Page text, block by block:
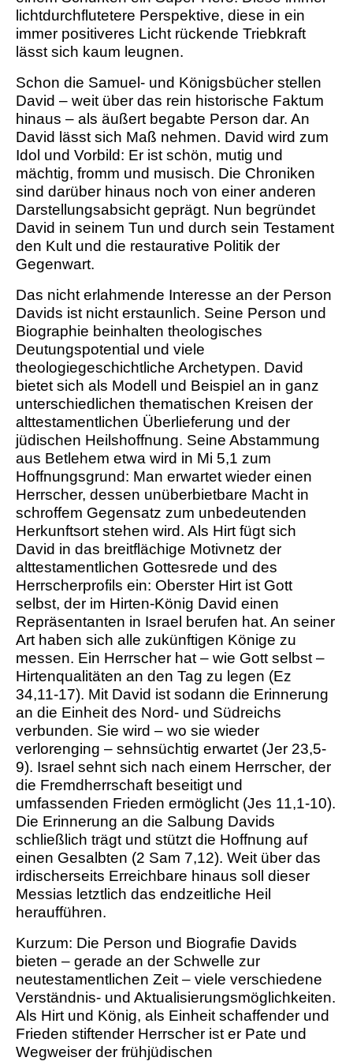
lichtdurchflutetere Perspektive, diese in ein
immer positiveres Licht rückende Triebkraft
lässt sich kaum leugnen.
Schon die Samuel- und Königsbücher stellen
David – weit über das rein historische Faktum
hinaus – als äußert begabte Person dar. An
David lässt sich Maß nehmen. David wird zum
Idol und Vorbild: Er ist schön, mutig und
mächtig, fromm und musisch. Die Chroniken
sind darüber hinaus noch von einer anderen
Darstellungsabsicht geprägt. Nun begründet
David in seinem Tun und durch sein Testament
den Kult und die restaurative Politik der
Gegenwart.
Das nicht erlahmende Interesse an der Person
Davids ist nicht erstaunlich. Seine Person und
Biographie beinhalten theologisches
Deutungspotential und viele
theologiegeschichtliche Archetypen. David
bietet sich als Modell und Beispiel an in ganz
unterschiedlichen thematischen Kreisen der
alttestamentlichen Überlieferung und der
jüdischen Heilshoffnung. Seine Abstammung
aus Betlehem etwa wird in Mi 5,1 zum
Hoffnungsgrund: Man erwartet wieder einen
Herrscher, dessen unüberbietbare Macht in
schroffem Gegensatz zum unbedeutenden
Herkunftsort stehen wird. Als Hirt fügt sich
David in das breitflächige Motivnetz der
alttestamentlichen Gottesrede und des
Herrscherprofils ein: Oberster Hirt ist Gott
selbst, der im Hirten-König David einen
Repräsentanten in Israel berufen hat. An seiner
Art haben sich alle zukünftigen Könige zu
messen. Ein Herrscher hat – wie Gott selbst –
Hirtenqualitäten an den Tag zu legen (Ez
34,11-17). Mit David ist sodann die Erinnerung
an die Einheit des Nord- und Südreichs
verbunden. Sie wird – wo sie wieder
verlorenging – sehnsüchtig erwartet (Jer 23,5-
9). Israel sehnt sich nach einem Herrscher, der
die Fremdherrschaft beseitigt und
umfassenden Frieden ermöglicht (Jes 11,1-10).
Die Erinnerung an die Salbung Davids
schließlich trägt und stützt die Hoffnung auf
einen Gesalbten (2 Sam 7,12). Weit über das
irdischerseits Erreichbare hinaus soll dieser
Messias letztlich das endzeitliche Heil
heraufführen.
Kurzum: Die Person und Biografie Davids
bieten – gerade an der Schwelle zur
neutestamentlichen Zeit – viele verschiedene
Verständnis- und Aktualisierungsmöglichkeiten.
Als Hirt und König, als Einheit schaffender und
Frieden stiftender Herrscher ist er Pate und
Wegweiser der frühjüdischen